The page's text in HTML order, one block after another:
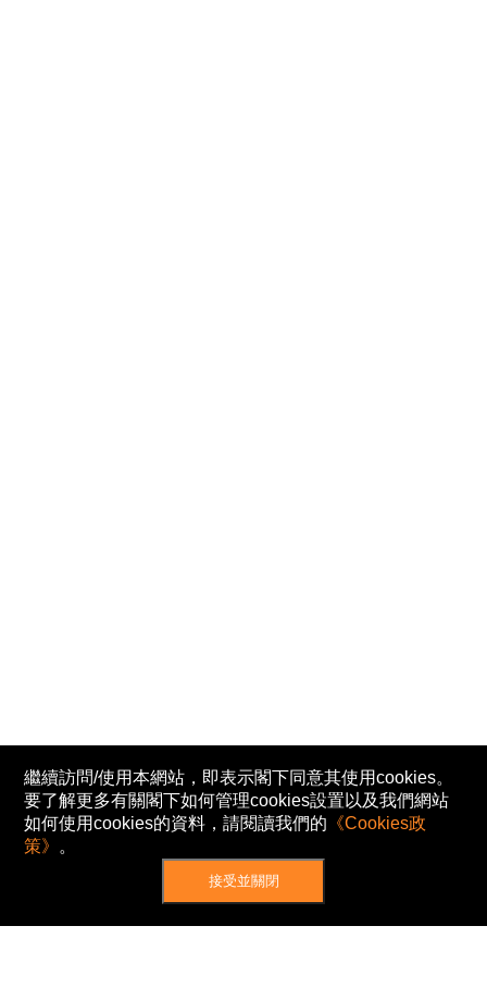
繼續訪問/使用本網站，即表示閣下同意其使用cookies。
要了解更多有關閣下如何管理cookies設置以及我們網站
如何使用cookies的資料，請閱讀我們的 《Cookies政
策》 。
接受並關閉